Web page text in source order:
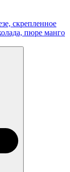
скрепленное
пюре манго